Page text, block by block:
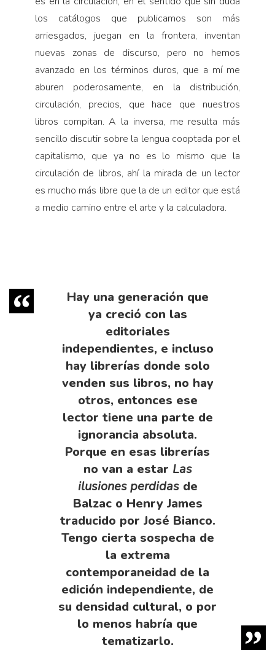
los catálogos que publicamos son más
arriesgados, juegan en la frontera, inventan
nuevas zonas de discurso, pero no hemos
avanzado en los términos duros, que a mí me
aburen poderosamente, en la distribución,
circulación, precios, que hace que nuestros
libros compitan. A la inversa, me resulta más
sencillo discutir sobre la lengua cooptada por el
capitalismo, que ya no es lo mismo que la
circulación de libros, ahí la mirada de un lector
es mucho más libre que la de un editor que está
a medio camino entre el arte y la calculadora.
Hay una generación que
ya creció con las
editoriales
independientes, e incluso
hay librerías donde solo
venden sus libros, no hay
otros, entonces ese
lector tiene una parte de
ignorancia absoluta.
Porque en esas librerías
no van a estar Las
ilusiones perdidasde
Balzac o Henry James
traducido por José Bianco.
Tengo cierta sospecha de
la extrema
contemporaneidad de la
edición independiente, de
su densidad cultural, o por
lo menos habría que
tematizarlo.